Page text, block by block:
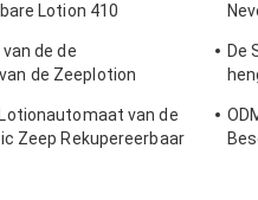
Lotion 410
de de
de Zeeplotion
van de
Zeep Rekupereerbaar
De